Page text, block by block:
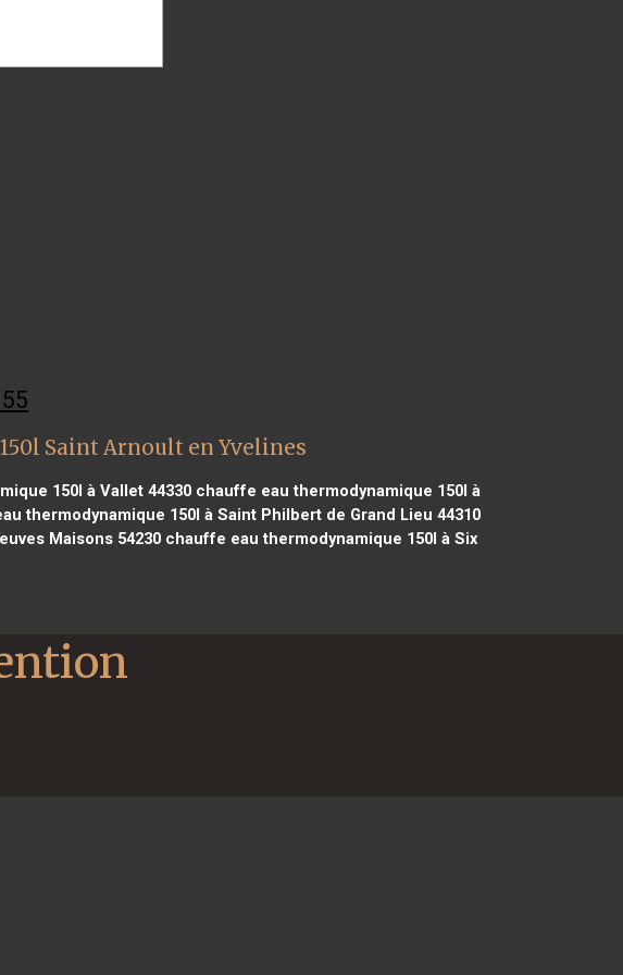
Saint Arnoult en Yvelines
150l à Vallet 44330chauffe eau thermodynamique 150l à
thermodynamique 150l à Saint Philbert de Grand Lieu 44310
Maisons 54230 chauffe eau thermodynamique 150l à Six